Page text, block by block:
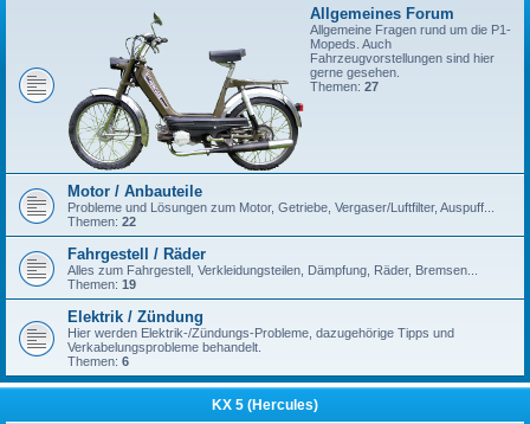
Allgemeines Forum
Allgemeine Fragen rund um die P1-
Mopeds. Auch
Fahrzeugvorstellungen sind hier
gerne gesehen.
Themen: 27
Motor / Anbauteile
Probleme und Lösungen zum Motor, Getriebe, Vergaser/Luftfilter, Auspuff...
Themen: 22
Fahrgestell / Räder
Alles zum Fahrgestell, Verkleidungsteilen, Dämpfung, Räder, Bremsen...
Themen: 19
Elektrik / Zündung
Hier werden Elektrik-/Zündungs-Probleme, dazugehörige Tipps und
Verkabelungsprobleme behandelt.
Themen: 6
KX 5 (Hercules)